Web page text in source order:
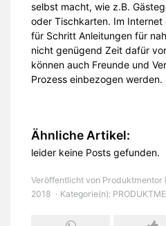
selbst macht, wie z.B.
oder Tischkarten. Im
für Schritt Anleitungen für
nicht genügend Zeit dafür
können auch Freunde und
Prozess einbezogen werden.
Ähnliche Artikel:
leider keine Posts gefunden.
Veröffentlicht von Produktmentor
2018
Kategorie(n):